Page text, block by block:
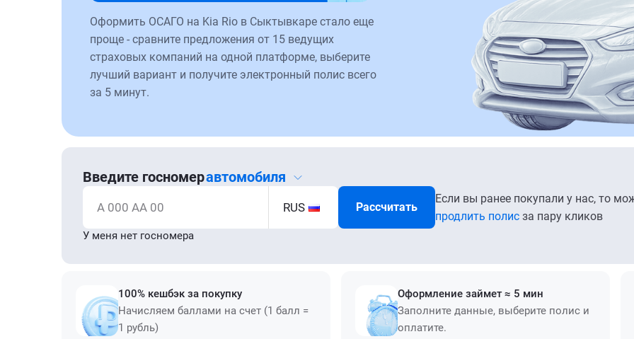
Оформить ОСАГО на Kia Rio в Сыктывкаре стало еще
проще - сравните предложения от 15 ведущих
страховых компаний на одной платформе, выберите
лучший вариант и получите электронный полис всего
за 5 минут.
Введите госномеравтомобиля
А 000 АА 00 RUS Рассчитать
Если вы ранее покупали у нас, то
продлить полис за пару кликов
У меня нет госномера
100% кешбэк за покупку
Начисляем баллами на счет (1 балл =
1 рубль)
Оформление займет ≈ 5 мин
Заполните данные, выберите полис и
оплатите.